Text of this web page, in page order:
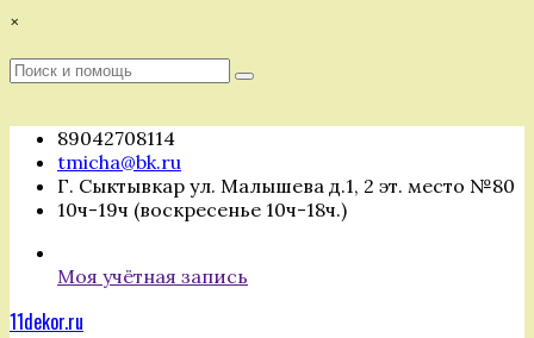
Перейти
содержимому
×
Поиск
Поиск
89042708114
tmicha@bk.ru
Г. Сыктывкар ул. Малышева д.1, 2 эт. место №80
10ч-19ч (воскресенье 10ч-18ч.)
Моя учётная запись
11dekor.ru